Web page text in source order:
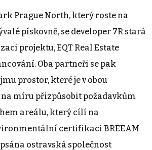
Prague North, který roste na
pískovně, se developer 7R stará
projektu, EQT Real Estate
Oba partneři se pak
prostor, které je v obou
na míru přizpůsobit požadavkům
areálu, který cílí na
certifikaci BREEAM
ostravská společnost